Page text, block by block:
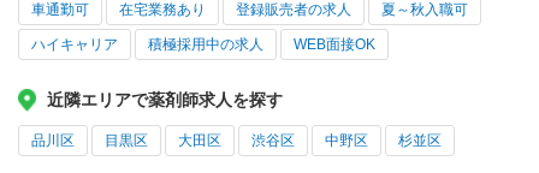
車通勤可 在宅業務あり 登録販売者の求人 夏～秋入職可
ハイキャリア 積極採用中の求人 WEB面接OK
近隣エリアで薬剤師求人を探す
品川区 目黒区 大田区 渋谷区 中野区 杉並区